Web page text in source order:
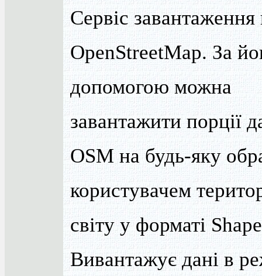
Сервіс завантаження
OpenStreetMap. За
допомогою можна
завантажити порції
OSM на будь-яку
користувачем
світу у форматі
Вивантажує дані в